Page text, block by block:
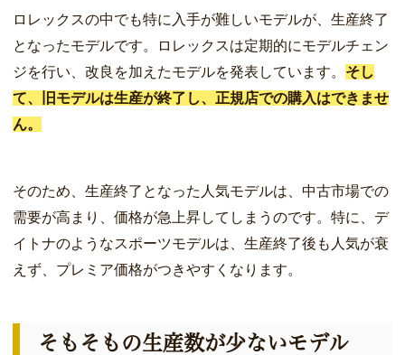
ロレックスの中でも特に入手が難しいモデルが、生産終了
となったモデルです。ロレックスは定期的にモデルチェン
ジを行い、改良を加えたモデルを発表しています。 そし
て、旧モデルは生産が終了し、正規店での購入はできませ
ん。
そのため、生産終了となった人気モデルは、中古市場での
需要が高まり、価格が急上昇してしまうのです。特に、デ
イトナのようなスポーツモデルは、生産終了後も人気が衰
えず、プレミア価格がつきやすくなります。
そもそもの生産数が少ないモデル